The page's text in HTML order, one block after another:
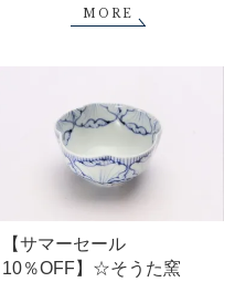
MORE
【サマーセール
10％OFF】☆そうた窯